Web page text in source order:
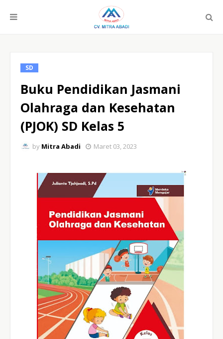
SD
Buku Pendidikan Jasmani
Olahraga dan Kesehatan
(PJOK) SD Kelas 5
by Mitra Abadi Maret 03, 2023